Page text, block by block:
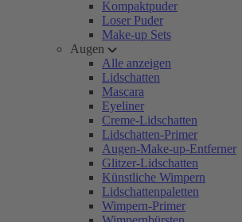
Kompaktpuder
Loser Puder
Make-up Sets
Augen
Alle anzeigen
Lidschatten
Mascara
Eyeliner
Creme-Lidschatten
Lidschatten-Primer
Augen-Make-up-Entferner
Glitzer-Lidschatten
Künstliche Wimpern
Lidschattenpaletten
Wimpern-Primer